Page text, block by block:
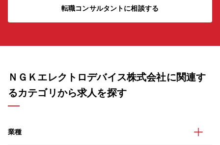
転職コンサルタントに相談する
ＮＧＫエレクトロデバイス株式会社に関連す
るカテゴリから求人を探す
業種